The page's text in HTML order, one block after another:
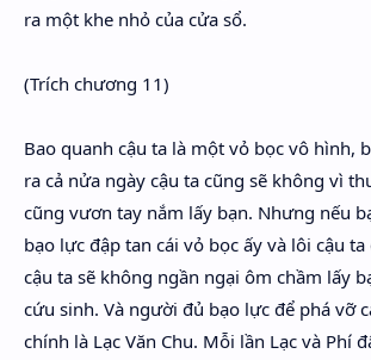
ra một khe nhỏ của cửa sổ.
(Trích chương 11)
Bao quanh cậu ta là một vỏ bọc vô hình,
ra cả nửa ngày cậu ta cũng sẽ không vì
cũng vươn tay nắm lấy bạn. Nhưng nếu
bạo lực đập tan cái vỏ bọc ấy và lôi cậu
cậu ta sẽ không ngần ngại ôm chầm lấy
cứu sinh. Và người đủ bạo lực để phá vỡ
chính là Lạc Văn Chu. Mỗi lần Lạc và Phí